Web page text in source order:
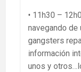
• 11h30 –
navegando de
gangsters
información
unos y